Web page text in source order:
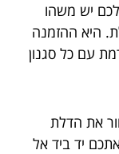
יש משהו
היא ההזמנה
עם כל סגנון
את הדלת
יד ביד אל